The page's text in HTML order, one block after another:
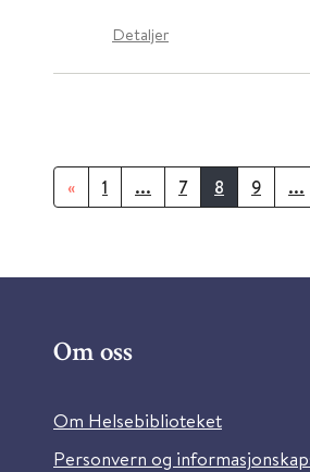
Detaljer
« 1 ... 7 8 9 ...
Om oss
Om Helsebiblioteket
Personvern og